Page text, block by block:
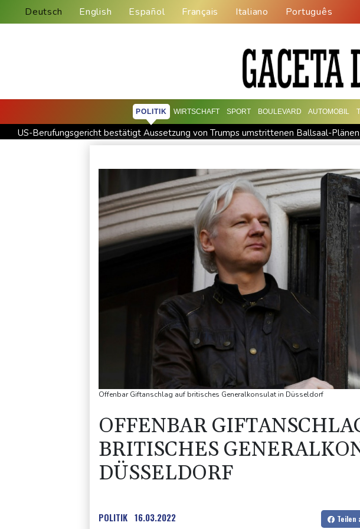
Deutsch English Español Français Italiano Português
POLITIK WIRTSCHAFT SPORT BOULEVARD AUTOMOBIL
US-Berufungsgericht bestätigt Aussetzung von Trumps umstrittenen Ballsaal-Plänen
Peru und Mexiko nehmen diplomatische Beziehungen wieder auf
"Steile
Saudi-Arabien, Türkei und Pakistan schließen inmitten von Iran-Krieg
Xiaomi Skynomad: N70 und N90 erhöhen den Druck auf Europas SUV-Markt
Offenbar Giftanschlag auf britisches Generalkonsulat in Düsseldorf
OFFENBAR
BRITISCHES
DÜSSELDORF
POLITIK 16.03.2022 Teilen